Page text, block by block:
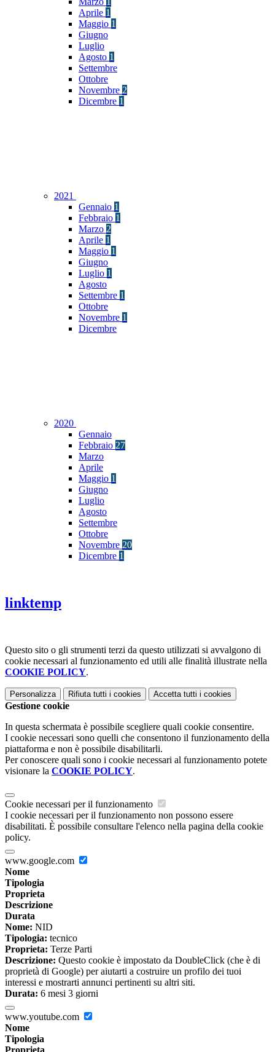
Aprile 1
Maggio 1
Giugno
Luglio
Agosto 1
Settembre
Ottobre
Novembre 2
Dicembre 1
2021
Gennaio 1
Febbraio 1
Marzo 2
Aprile 1
Maggio 1
Giugno
Luglio 1
Agosto
Settembre 1
Ottobre
Novembre 1
Dicembre
2020
Gennaio
Febbraio 27
Marzo
Aprile
Maggio 1
Giugno
Luglio
Agosto
Settembre
Ottobre
Novembre 20
Dicembre 1
linktemp
Questo sito o gli strumenti terzi da questo utilizzati si avvalgono di
cookie necessari al funzionamento ed utili alle finalità illustrate nella
COOKIE POLICY.
Personalizza Rifiuta tutti i cookies Accetta tutti i cookies
Gestione cookie
In questa schermata è possibile scegliere quali cookie consentire.
I cookie necessari sono quelli che consentono il funzionamento della
piattaforma e non è possibile disabilitarli.
Per conoscere quali sono i cookie necessari al funzionamento potete
visionare la COOKIE POLICY.
Cookie necessari per il funzionamento
I cookie necessari per il funzionamento non possono essere
disabilitati. È possibile consultare l'elenco nella pagina della cookie
policy.
www.google.com
Nome
Tipologia
Proprieta
Descrizione
Durata
Nome: NID
Tipologia: tecnico
Proprieta: Terze Parti
Descrizione: Questo cookie è impostato da DoubleClick (che è di
proprietà di Google) per aiutarti a costruire un profilo dei tuoi
interessi e mostrarti annunci pertinenti su altri siti.
Durata: 6 mesi 3 giorni
www.youtube.com
Nome
Tipologia
Proprieta